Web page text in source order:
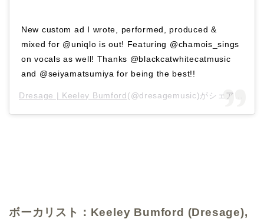
New custom ad I wrote, performed, produced &
mixed for @uniqlo is out! Featuring @chamois_sings
on vocals as well! Thanks @blackcatwhitecatmusic
and @seiyamatsumiya for being the best!!
Dresage | Keeley Bumford(@dresagemusic)がシェアした投稿 –
ボーカリスト：Keeley Bumford (Dresage),